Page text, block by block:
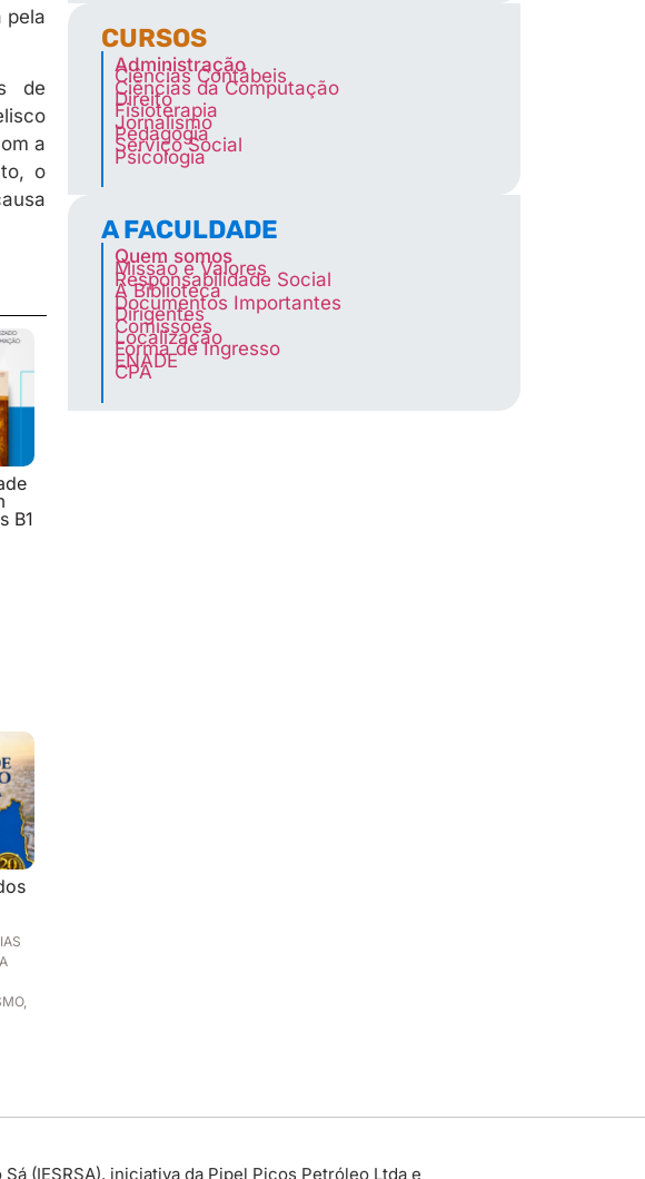
pela
de
a
o
B1
,
CURSOS
Administração
Ciências Contábeis
Ciências da Computação
Direito
Fisioterapia
Jornalismo
Pedagogia
Serviço Social
Psicologia
A FACULDADE
Quem somos
Missão e Valores
Responsabilidade Social
A Biblioteca
Documentos Importantes
Dirigentes
Comissões
Localização
Forma de Ingresso
ENADE
CPA
(IESRSA), iniciativa da Pipel Picos Petróleo Ltda e